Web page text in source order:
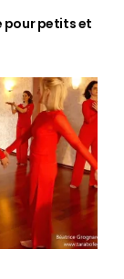
pour petits et